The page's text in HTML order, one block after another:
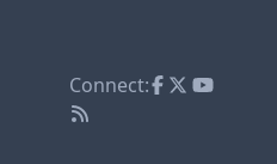
Connect: